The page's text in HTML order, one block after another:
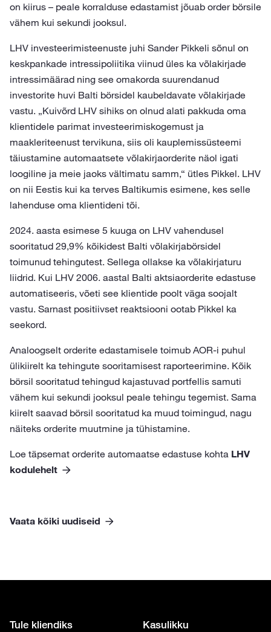
on kiirus – peale korralduse edastamist jõuab order börsile
vähem kui sekundi jooksul.
LHV investeerimisteenuste juhi Sander Pikkeli sõnul on
keskpankade intressipoliitika viinud üles ka võlakirjade
intressimäärad ning see omakorda suurendanud
investorite huvi Balti börsidel kaubeldavate võlakirjade
vastu. „Kuivõrd LHV sihiks on olnud alati pakkuda oma
klientidele parimat investeerimiskogemust ja
maakleriteenust tervikuna, siis oli kauplemissüsteemi
täiustamine automaatsete võlakirjaorderite näol igati
loogiline ja meie jaoks vältimatu samm,“ ütles Pikkel. LHV
on nii Eestis kui ka terves Baltikumis esimene, kes selle
lahenduse oma klientideni tõi.
2024. aasta esimese 5 kuuga on LHV vahendusel
sooritatud 29,9% kõikidest Balti võlakirjabörsidel
toimunud tehingutest. Sellega ollakse ka võlakirjaturu
liidrid. Kui LHV 2006. aastal Balti aktsiaorderite edastuse
automatiseeris, võeti see klientide poolt väga soojalt
vastu. Sarnast positiivset reaktsiooni ootab Pikkel ka
seekord.
Analoogselt orderite edastamisele toimub AOR-i puhul
ülikiirelt ka tehingute sooritamisest raporteerimine. Kõik
börsil sooritatud tehingud kajastuvad portfellis samuti
vähem kui sekundi jooksul peale tehingu tegemist. Sama
kiirelt saavad börsil sooritatud ka muud toimingud, nagu
näiteks orderite muutmine ja tühistamine.
Loe täpsemat orderite automaatse edastuse kohta LHV
kodulehelt
Vaata kõiki uudiseid
Tule kliendiks Kasulikku